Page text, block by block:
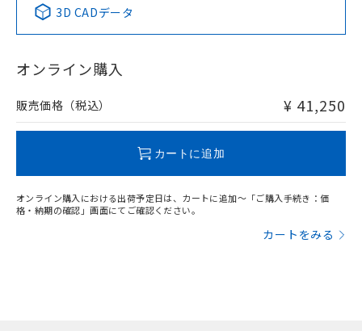
3D CADデータ
オンライン購入
販売価格（税込） ¥ 41,250
カートに追加
オンライン購入における出荷予定日は、カートに追加～「ご購入手続き：価
格・納期の確認」画面にてご確認ください。
カートをみる